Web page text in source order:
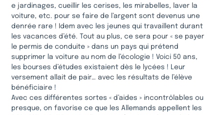
e jardinages, cueillir les cerises, les mirabelles, laver la
voiture, etc. pour se faire de l’argent sont devenus une
denrée rare ! Idem avec les jeunes qui travaillent durant
les vacances d’été. Tout au plus, ce sera pour « se payer
le permis de conduite » dans un pays qui prétend
supprimer la voiture au nom de l’écologie ! Voici 50 ans,
les bourses d’études existaient dès le lycées ! Leur
versement allait de pair… avec les résultats de l’élève
bénéficiaire !
Avec ces différentes sortes « d’aides » incontrôlables ou
presque, on favorise ce que les Allemands appellent les